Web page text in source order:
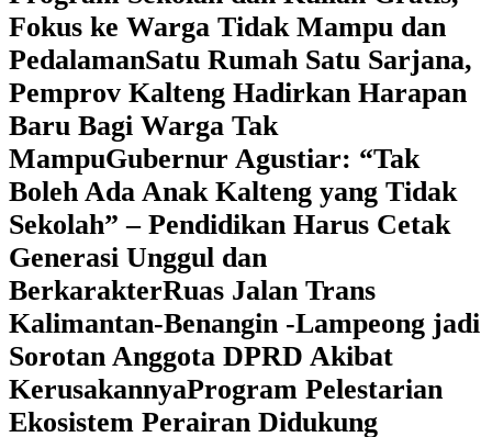
Fokus ke Warga Tidak Mampu dan
Pedalaman‎Satu Rumah Satu Sarjana,
Pemprov Kalteng Hadirkan Harapan
Baru Bagi Warga Tak
Mampu‎Gubernur Agustiar: “Tak
Boleh Ada Anak Kalteng yang Tidak
Sekolah” – Pendidikan Harus Cetak
Generasi Unggul dan
BerkarakterRuas Jalan Trans
Kalimantan-Benangin -Lampeong jadi
Sorotan Anggota DPRD Akibat
KerusakannyaProgram Pelestarian
Ekosistem Perairan Didukung